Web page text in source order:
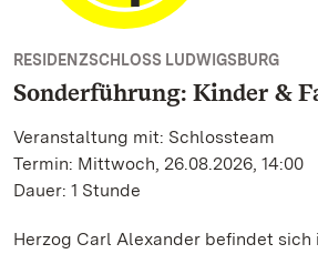
RESIDENZSCHLOSS LUDWIGSBURG
Sonderführung: Kinder &
Veranstaltung mit: Schlossteam
Termin: Mittwoch, 26.08.2026, 14:00
Dauer: 1 Stunde
Herzog Carl Alexander befindet sich